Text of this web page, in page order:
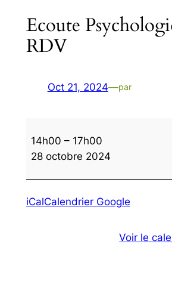
Ecoute
RDV
Oct 21, 2024—par
Psychologique
sur
14h00 – 17h00
28 octobre 2024
iCalCalendrier Google
Voir le